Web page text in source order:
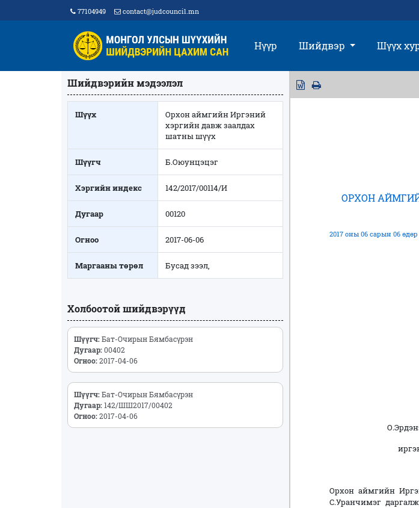
77104949 contact@judcouncil.mn
Нүүр Шийдвэр Шүүх
Шийдвэрийн мэдээлэл
Шүүх
Орхон аймгийн Иргэний
хэргийн давж заалдах
шатны шүүх
Шүүгч Б.Оюунцэцэг
Хэргийн индекс 142/2017/00114/И
Дугаар 00120
Огноо 2017-06-06
Маргааны төрөл Бусад зээл,
Холбоотой шийдвэрүүд
Шүүгч:Бат-Очирын Бямбасүрэн
Дугаар:00402
Огноо:2017-04-06
Шүүгч:Бат-Очирын Бямбасүрэн
Дугаар:142/ШШ2017/00402
Огноо:2017-04-06
ОРХОН
2017 оны 06 сарын 06 өдөр
иргэний
Орхон аймгийн
С.Уранчимэг